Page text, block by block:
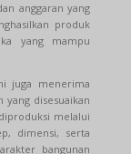
anggaran yang
produk
yang mampu
juga menerima
disesuaikan
melalui
dimensi, serta
bangunan